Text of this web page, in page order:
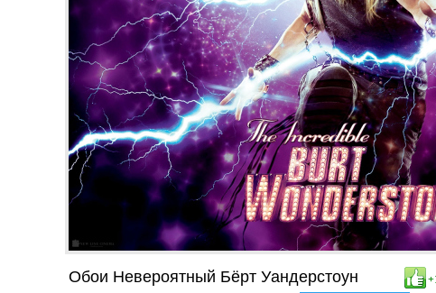
Обои Невероятный Бёрт Уандерстоун